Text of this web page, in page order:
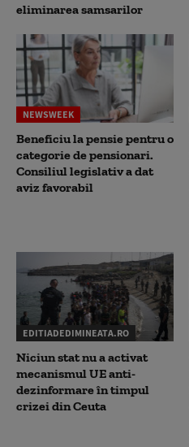
eliminarea samsarilor
NEWSWEEK
Beneficiu la pensie pentru o
categorie de pensionari.
Consiliul legislativ a dat
aviz favorabil
EDITIADEDIMINEATA.RO
Niciun stat nu a activat
mecanismul UE anti-
dezinformare în timpul
crizei din Ceuta